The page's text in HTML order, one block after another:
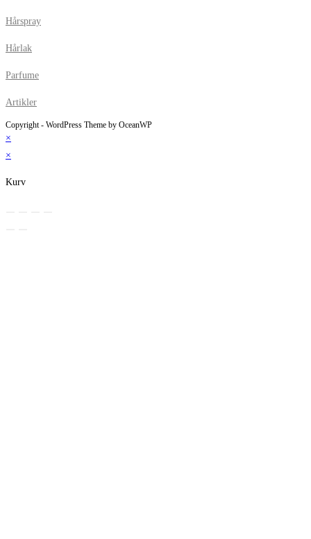
Hårspray
Hårlak
Parfume
Artikler
Copyright - WordPress Theme by OceanWP
×
×
Kurv